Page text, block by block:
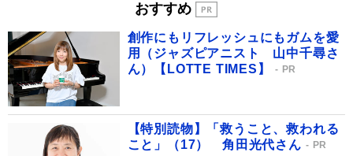
おすすめ
創作にもリフレッシュにもガムを愛
用（ジャズピアニスト 山中千尋さ
ん）【LOTTE TIMES】
PR
【特別読物】「救うこと、救われる
こと」（17） 角田光代さん
PR